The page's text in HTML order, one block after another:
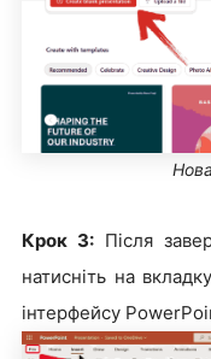
Крок 3: Після
натисніть на
інтерфейсу